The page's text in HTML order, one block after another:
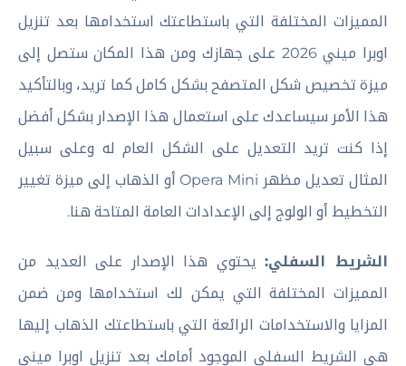
المميزات المختلفة التي باستطاعتك استخدامها بعد تنزيل
اوبرا ميني 2026 على جهازك ومن هذا المكان ستصل إلى
ميزة تخصيص شكل المتصفح بشكل كامل كما تريد، وبالتأكيد
هذا الأمر سيساعدك على استعمال هذا الإصدار بشكل أفضل
إذا كنت تريد التعديل على الشكل العام له وعلى سبيل
المثال تعديل مظهر Opera Mini أو الذهاب إلى ميزة تغيير
التخطيط أو الولوج إلى الإعدادات العامة المتاحة هنا.
الشريط السفلي:يحتوي هذا الإصدار على العديد من
المميزات المختلفة التي يمكن لك استخدامها ومن ضمن
المزايا والاستخدامات الرائعة التي باستطاعتك الذهاب إليها
هي الشريط السفلي الموجود أمامك بعد تنزيل اوبرا ميني